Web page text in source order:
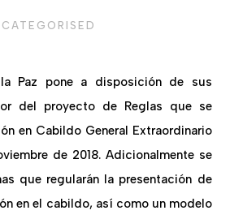
Paz pone a disposición de sus
del proyecto de Reglas que se
en Cabildo General Extraordinario
de 2018. Adicionalmente se
que regularán la presentación de
en el cabildo, así como un modelo